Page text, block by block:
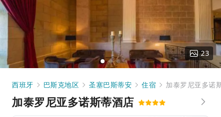
23
西班牙 巴斯克地区 圣塞巴斯蒂安 住宿 加泰罗尼亚多诺
加泰罗尼亚多诺斯蒂酒店